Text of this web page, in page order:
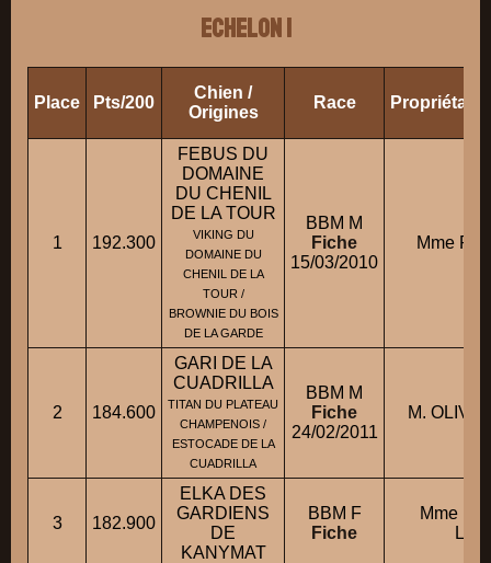
ECHELON 1
Place Pts/200
Chien /
Origines
Race
1 192.300
FEBUS DU
DOMAINE
DU CHENIL
DE LA TOUR
VIKING DU
DOMAINE DU
CHENIL DE LA
TOUR /
BROWNIE DU BOIS
DE LA GARDE
BBM M
Fiche
15/03/2010
Mme
2 184.600
GARI DE LA
CUADRILLA
TITAN DU PLATEAU
CHAMPENOIS /
ESTOCADE DE LA
CUADRILLA
BBM M
Fiche
24/02/2011
M.
3 182.900
ELKA DES
GARDIENS
DE
KANYMAT
BBM F
Fiche
Mme